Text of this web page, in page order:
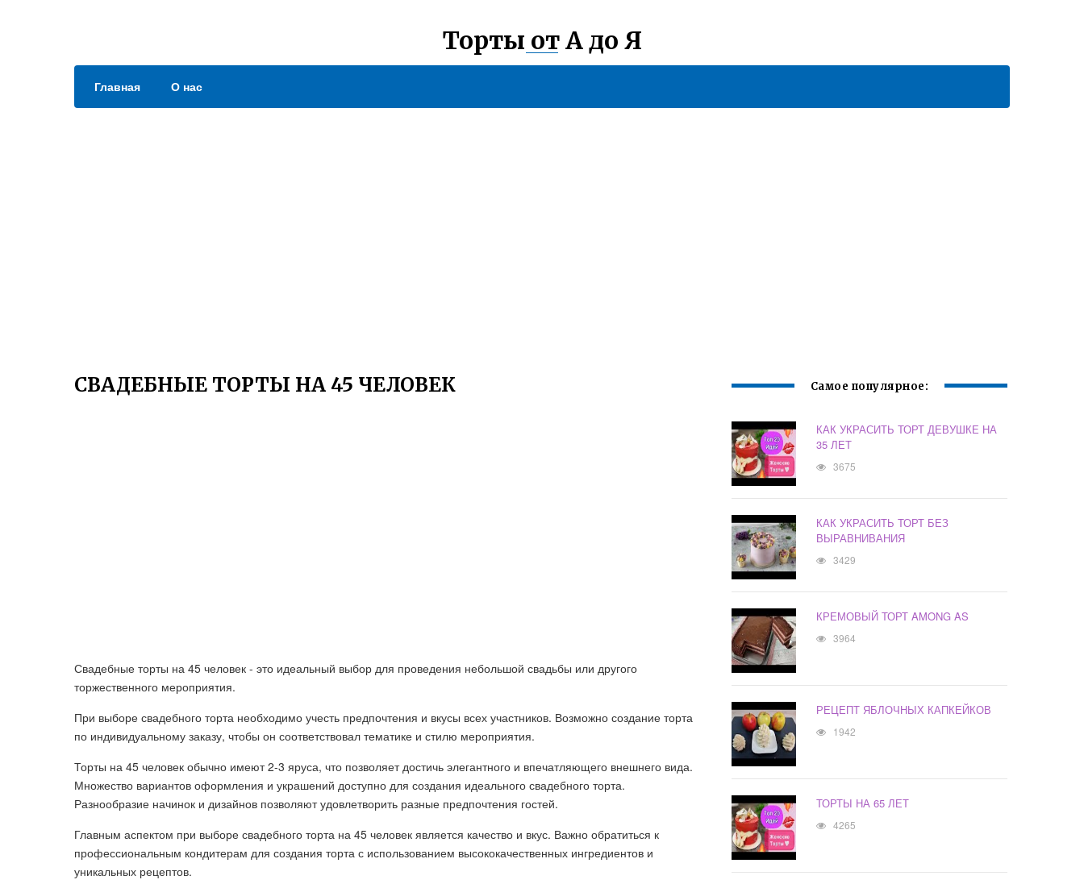
Торты от А до Я
Главная О нас
СВАДЕБНЫЕ ТОРТЫ НА 45 ЧЕЛОВЕК
Свадебные торты на 45 человек - это идеальный выбор для проведения небольшой свадьбы или другого
торжественного мероприятия.
При выборе свадебного торта необходимо учесть предпочтения и вкусы всех участников. Возможно создание торта
по индивидуальному заказу, чтобы он соответствовал тематике и стилю мероприятия.
Торты на 45 человек обычно имеют 2-3 яруса, что позволяет достичь элегантного и впечатляющего внешнего вида.
Множество вариантов оформления и украшений доступно для создания идеального свадебного торта.
Разнообразие начинок и дизайнов позволяют удовлетворить разные предпочтения гостей.
Главным аспектом при выборе свадебного торта на 45 человек является качество и вкус. Важно обратиться к
профессиональным кондитерам для создания торта с использованием высококачественных ингредиентов и
уникальных рецептов.
Самое популярное:
КАК УКРАСИТЬ ТОРТ ДЕВУШКЕ НА
35 ЛЕТ
3675
КАК УКРАСИТЬ ТОРТ БЕЗ
ВЫРАВНИВАНИЯ
3429
КРЕМОВЫЙ ТОРТ AMONG AS
3964
РЕЦЕПТ ЯБЛОЧНЫХ КАПКЕЙКОВ
1942
ТОРТЫ НА 65 ЛЕТ
4265